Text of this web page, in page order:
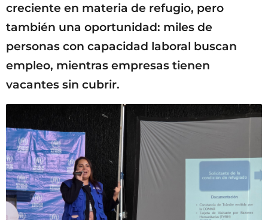
creciente en materia de refugio, pero
también una oportunidad: miles de
personas con capacidad laboral buscan
empleo, mientras empresas tienen
vacantes sin cubrir.